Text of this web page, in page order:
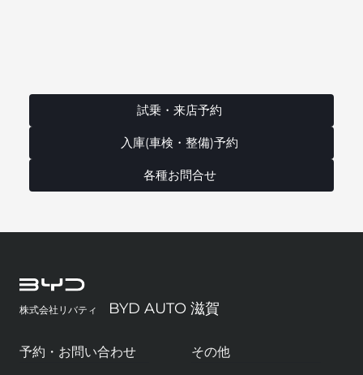
試乗・来店予約
入庫(車検・整備)予約
各種お問合せ
株式会社リバティ BYD AUTO 滋賀
予約・お問い合わせ その他